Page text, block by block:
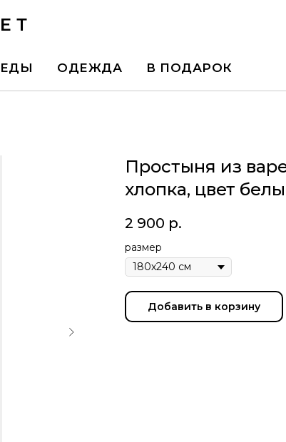
Т
ОДЕЖДА В ПОДАРОК
Простыня из
хлопка, цвет
2 900 р.
размер
Добавить в корзину